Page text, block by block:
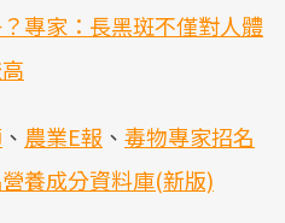
專家：長黑斑不僅對人體
、 農業E報 、 毒物專家招名
養成分資料庫(新版)